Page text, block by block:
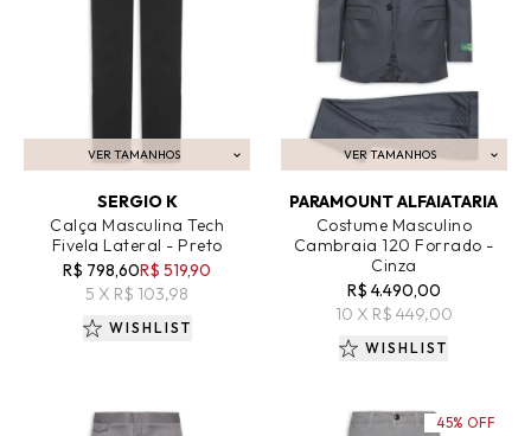
VER TAMANHOS
ADICIONAR AO CARRINHO
SERGIO K
Calça Masculina Tech
Fivela Lateral - Preto
R$ 798,60R$ 519,90
5 X R$ 103,98
WISHLIST
VER TAMANHOS
ADICIONAR AO CARRINHO
PARAMOUNT ALFAIATARIA
Costume Masculino
Cambraia 120 Forrado -
Cinza
R$ 4.490,00
10 X R$ 449,00
WISHLIST
45% OFF